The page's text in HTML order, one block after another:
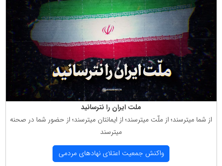
ملت ایران را نترسانید
از شما میترسند؛ از ملّت میترسند؛ از ایمانتان میترسند؛ از حضور شما در صحنه
میترسند
واكنش جمعیت اعتلای نهادهای مردمی